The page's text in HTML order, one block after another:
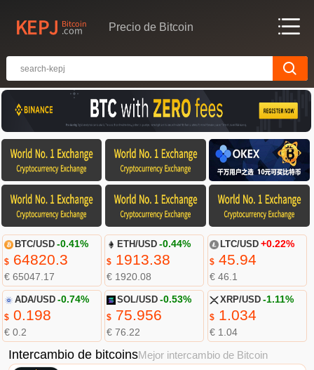
Precio de Bitcoin
BTC/USD -0.41%
$64820.3
€ 65047.17
ETH/USD -0.44%
$ 1913.38
€ 1920.08
LTC/USD +0.22%
$45.94
€ 46.1
ADA/USD -0.74%
$0.198
€ 0.2
SOL/USD -0.53%
$ 75.956
€ 76.22
XRP/USD -1.11%
$1.034
€ 1.04
Intercambio de bitcoinsMejor intercambio de Bitcoin